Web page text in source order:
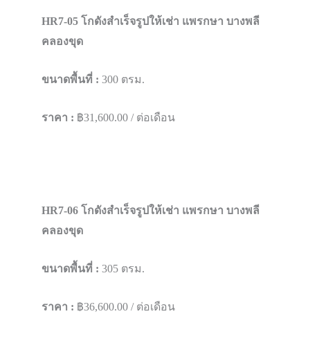
HR7-05 โกดังสำเร็จรูปให้เช่า แพรกษา บางพลี​
คลองขุด
ขนาดพื้นที่ : 300 ตรม.
ราคา : ฿31,600.00 / ต่อเดือน
HR7-06 โกดังสำเร็จรูปให้เช่า แพรกษา บางพลี​
คลองขุด
ขนาดพื้นที่ : 305 ตรม.
ราคา : ฿36,600.00 / ต่อเดือน